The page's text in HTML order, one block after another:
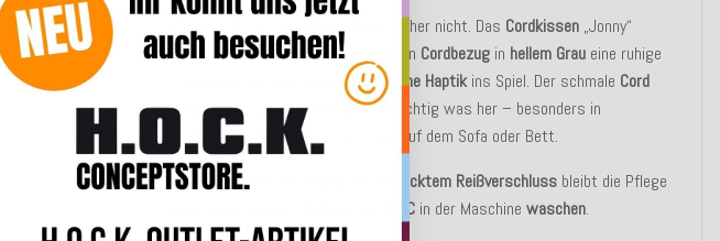
Klassisch? Ja. Langweilig? Ganz sicher nicht. Das Cordkissen „Jonny“
bringt mit seinem fein strukturierten Cordbezug in hellem Grau eine ruhige
Stimmung und eine wunderbarweiche Haptikins Spiel. Der schmale Cord
wirkt dezent, macht aber optisch richtig was her – besonders in
Kombination mit anderen Texturen auf dem Sofa oder Bett.
Dankabnehmbarem verdecktem Reißverschluss bleibt die Pflege
30 °C in der Maschinewaschen.